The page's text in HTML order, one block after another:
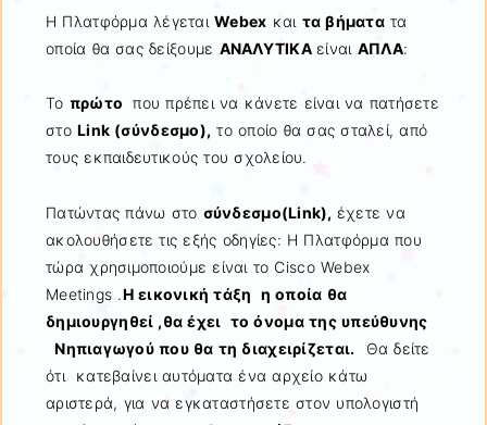
Η Πλατφόρμα λέγεταιWebex και τα βήματα τα
οποία θα σας δείξουμε ΑΝΑΛΥΤΙΚΑείναι ΑΠΛΑ:
Το πρώτο που πρέπει να κάνετε είναι να πατήσετε
στο Link (σύνδεσμο), το οποίο θα σας σταλεί, από
τους εκπαιδευτικούς του σχολείου.
Πατώντας πάνω στο σύνδεσμο(Link), έχετε να
ακολουθήσετε τις εξής οδηγίες: Η Πλατφόρμα που
τώρα χρησιμοποιούμε είναι το Cisco Webex
Μeetings .Η εικονική τάξη η οποία θα
δημιουργηθεί ,θα έχει το όνομα της υπεύθυνης
Νηπιαγωγού που θα τη διαχειρίζεται. Θα δείτε
ότι κατεβαίνει αυτόματα ένα αρχείο κάτω
αριστερά, για να εγκαταστήσετε στον υπολογιστή